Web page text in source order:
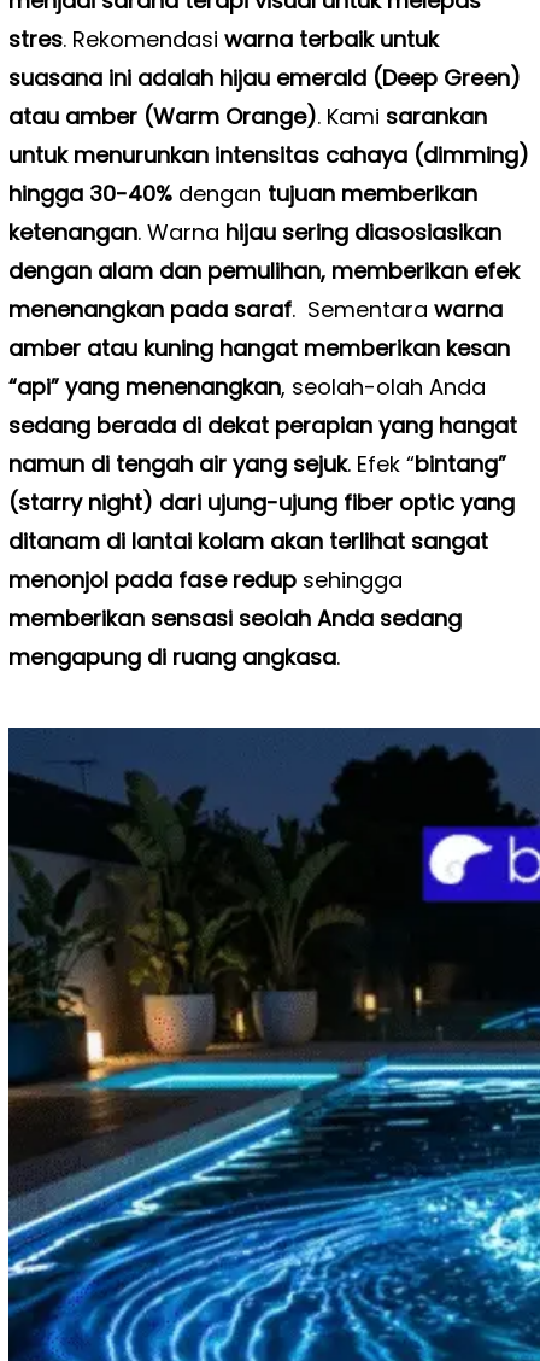
stres. Rekomendasi warna terbaik untuk
suasana ini adalah hijau emerald (Deep Green)
atau amber (Warm Orange). Kami sarankan
untuk menurunkan intensitas cahaya (dimming)
hingga 30-40%dengan tujuan memberikan
ketenangan. Warna hijau sering diasosiasikan
dengan alam dan pemulihan, memberikan efek
menenangkan pada saraf. Sementara warna
amber atau kuning hangat memberikan kesan
“api” yang menenangkan, seolah-olah Anda
sedang berada di dekat perapian yang hangat
namun di tengah air yang sejuk. Efek “bintang”
(starry night) dari ujung-ujung fiber optic yang
ditanam di lantai kolam akan terlihat sangat
menonjol pada fase redupsehingga
memberikan sensasi seolah Anda sedang
mengapung di ruang angkasa.